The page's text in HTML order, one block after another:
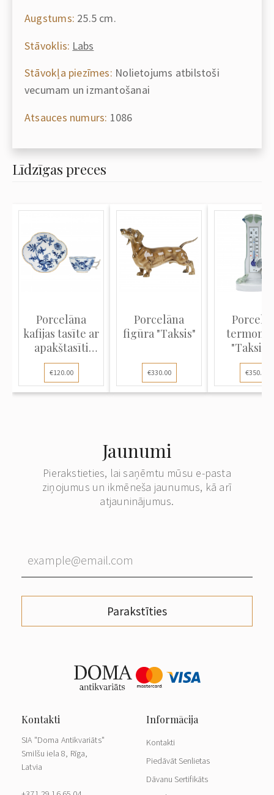
Augstums: 25.5 cm.
Stāvoklis: Labs
Stāvokļa piezīmes: Nolietojums atbilstoši
vecumam un izmantošanai
Atsauces numurs: 1086
Līdzīgas preces
Porcelāna
kafijas tasīte ar
apakštasīti
"Zilais sīpols"
€120.00
Porcelāna
figūra "Taksis"
€330.00
"Taksis
€350.00
Jaunumi
Pierakstieties, lai saņēmtu mūsu e-pasta
ziņojumus un ikmēneša jaunumus, kā arī
atjauninājumus.
Parakstīties
SIA "Doma Antikvariāts"
Smilšu iela 8, Rīga,
Latvia
Kontakti
Piedāvāt Senlietas
Dāvanu Sertifikāts